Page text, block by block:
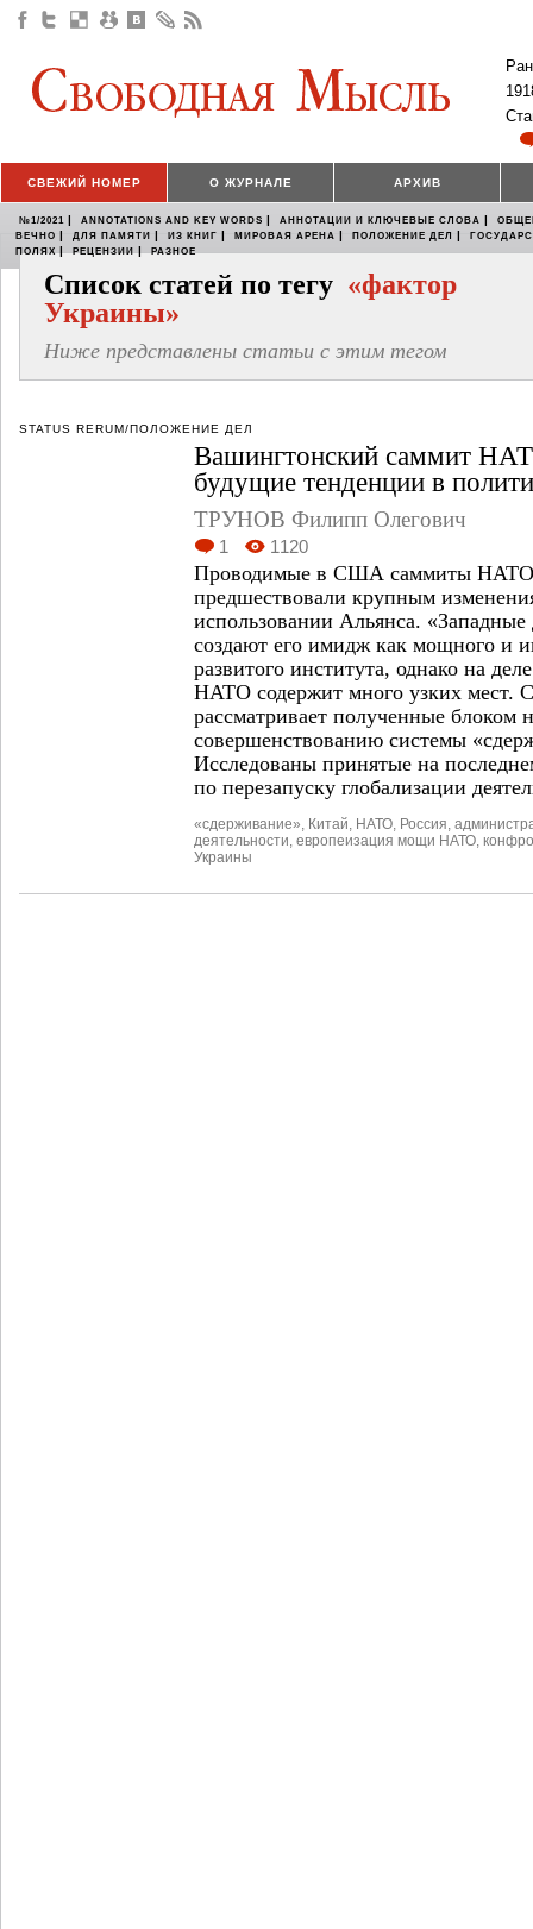
СВЕЖИЙ НОМЕР О ЖУРНАЛЕ АРХИВ
№1/2021 | ANNOTATIONS AND KEY WORDS | АННОТАЦИИ И КЛЮЧЕВЫЕ СЛОВА |
ВЕЧНО | ДЛЯ ПАМЯТИ | ИЗ КНИГ | МИРОВАЯ АРЕНА | ПОЛОЖЕНИЕ ДЕЛ |
ПОЛЯХ | РЕЦЕНЗИИ | РАЗНОЕ
Список статей по тегу «фактор
Украины»
Ниже представлены статьи с этим тегом
STATUS RERUM/ПОЛОЖЕНИЕ ДЕЛ
Вашингтонский саммит
будущие тенденции в
ТРУНОВ Филипп Олегович
1 1120
Проводимые в США саммиты НАТО
предшествовали крупным
использовании Альянса.
создают его имидж как мощного и
развитого института, однако на
НАТО содержит много узких мест.
рассматривает полученные
совершенствованию системы
Исследованы принятые на
по перезапуску глобализации
«сдерживание» Китай НАТО Россия
деятельности европеизация мощи НАТО
Украины